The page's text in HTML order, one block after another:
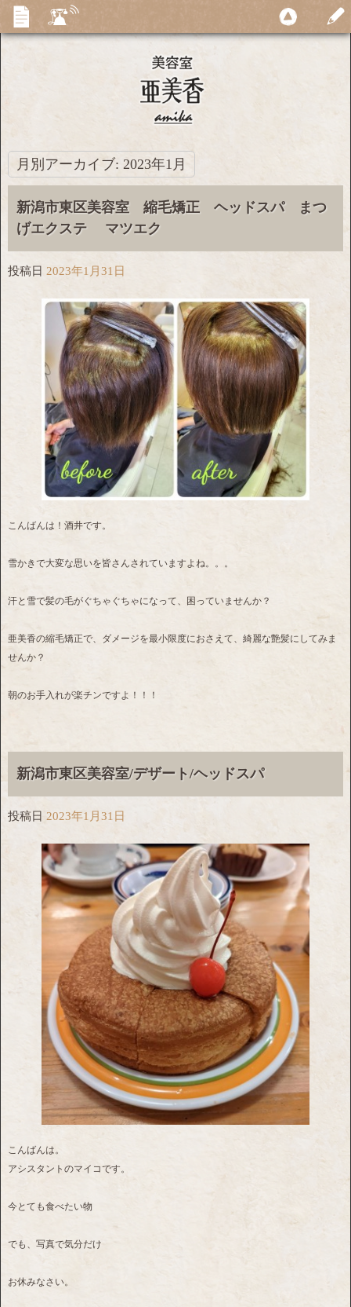
月別アーカイブ: 2023年1月
新潟市東区美容室 縮毛矯正 ヘッドスパ まつ
げエクステ マツエク
投稿日 2023年1月31日
こんばんは！酒井です。
雪かきで大変な思いを皆さんされていますよね。。。
汗と雪で髪の毛がぐちゃぐちゃになって、困っていませんか？
亜美香の縮毛矯正で、ダメージを最小限度におさえて、綺麗な艶髪にしてみま
せんか？
朝のお手入れが楽チンですよ！！！
新潟市東区美容室/デザート/ヘッドスパ
投稿日 2023年1月31日
こんばんは。
アシスタントのマイコです。
今とても食べたい物
でも、写真で気分だけ
お休みなさい。